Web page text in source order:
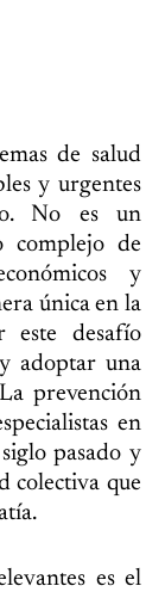
de salud
y urgentes
No es un
complejo de
y
única en la
este desafío
adoptar una
prevención
en
pasado y
colectiva que
es el